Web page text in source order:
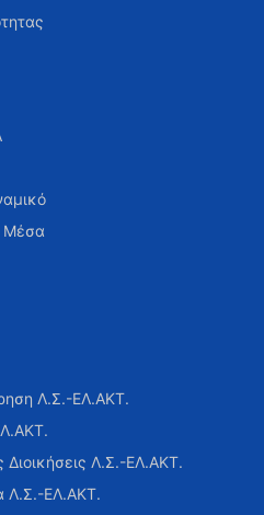
Μέσα
Λ.Σ.-ΕΛ.ΑΚΤ.
Διοικήσεις Λ.Σ.-ΕΛ.ΑΚΤ.
Λ.Σ.-ΕΛ.ΑΚΤ.